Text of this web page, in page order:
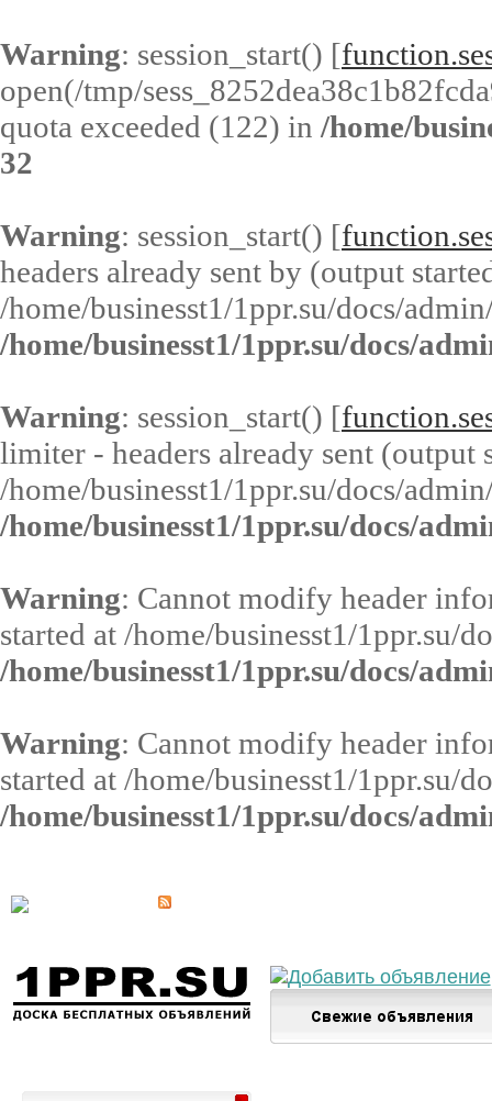
Warning: session_start() [
open(/tmp/
quota exceeded (122) in /home/
32
Warning: session_start() [
headers already sent by (output
/home/businesst1/1ppr.su/docs/
/home/businesst1/1ppr.su/docs/
Warning: session_start() [
limiter - headers already sent (output
/home/businesst1/1ppr.su/docs/
/home/businesst1/1ppr.su/docs/
Warning: Cannot modify header
started at /home/businesst1/1ppr.su/
/home/businesst1/1ppr.su/docs/
Warning: Cannot modify header
started at /home/businesst1/1ppr.su/
/home/businesst1/1ppr.su/docs/